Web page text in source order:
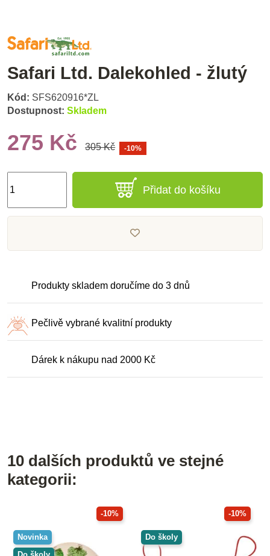
Safari Ltd. Dalekohled - žlutý
Kód: SFS620916*ZL
Dostupnost: Skladem
275 Kč 305 Kč -10%
Přidat do košíku
Produkty skladem doručíme do 3 dnů
Pečlivě vybrané kvalitní produkty
Dárek k nákupu nad 2000 Kč
10 dalších produktů ve stejné
kategorii:
-10%
Novinka
-10%
Do školy